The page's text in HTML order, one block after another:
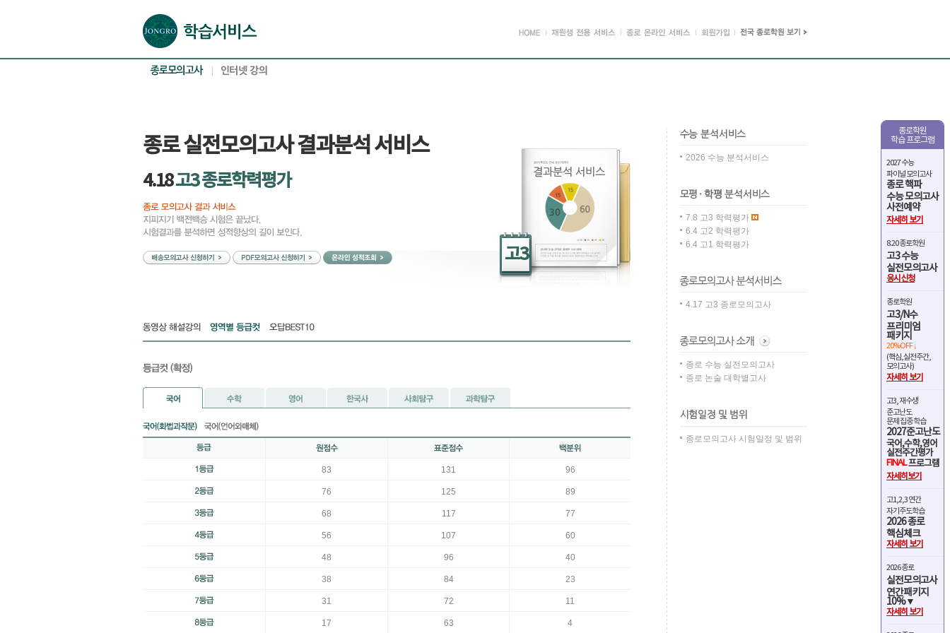
종로학원
학습 프로그램
2027 수능
파이널 모의고사
종로 핵파
수능 모의고사
사전예약
자세히 보기
8.20 종로학원
고3 수능
실전모의고사
응시신청
종로학원
고3/N수
프리미엄
패키지
20%OFF ↓
(핵심,실전주간,
모의고사)
자세히 보기
고3, 재수생
준고난도
문제 집중 학습
2027준고난도
국어,수학,영어
실전주간평가
FINAL프로그램
자세히보기
고1,2,3 연간
자기주도학습
2026 종로
핵심체크
자세히 보기
2026 종로
실전모의고사
연간패키지
10%▼
자세히 보기
고3
종로 실전모의고사 결과분석 서비스
4.18고3 종로학력평가
83 131 96
76 125 89
68 117 77
56 107 60
48 96 40
38 84 23
31 72 11
17 63 4
2026 수능 분석서비스
7.8 고3 학력평가
6.4 고2 학력평가
6.4 고1 학력평가
4.17 고3 종로모의고사
종로 수능 실전모의고사
종로 논술 대학별고사
종로모의고사 시험일정 및 범위